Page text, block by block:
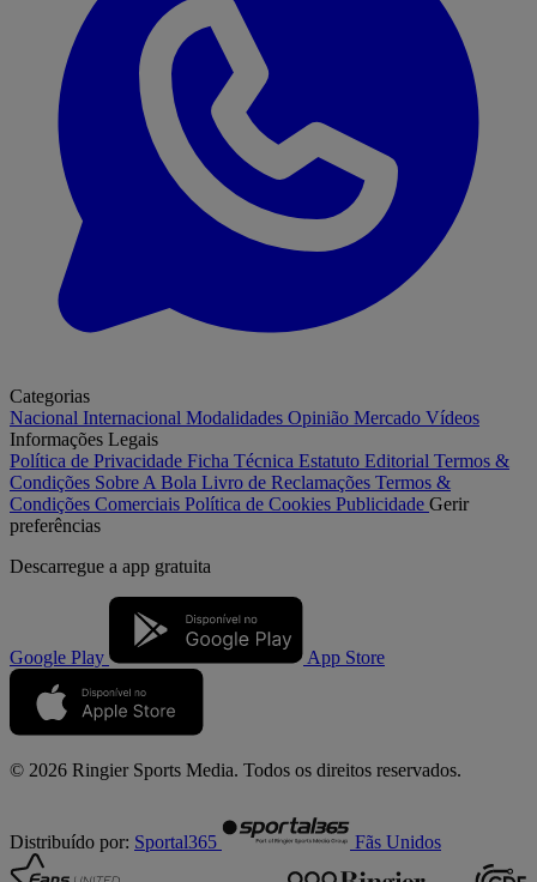
Categorias
Nacional Internacional Modalidades Opinião Mercado Vídeos
Informações Legais
Política de Privacidade Ficha Técnica Estatuto Editorial Termos &
Condições Sobre A Bola Livro de Reclamações Termos &
Condições Comerciais Política de Cookies Publicidade Gerir
preferências
Descarregue a app gratuita
Google Play App Store
© 2026 Ringier Sports Media. Todos os direitos reservados.
Distribuído por: Sportal365 Fãs Unidos